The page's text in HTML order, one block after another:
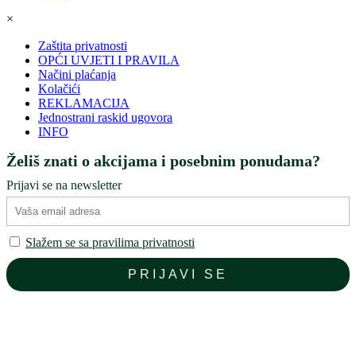
×
Zaštita privatnosti
OPĆI UVJETI I PRAVILA
Načini plaćanja
Kolačići
REKLAMACIJA
Jednostrani raskid ugovora
INFO
Želiš znati o akcijama i posebnim ponudama?
Prijavi se na newsletter
Slažem se sa pravilima privatnosti